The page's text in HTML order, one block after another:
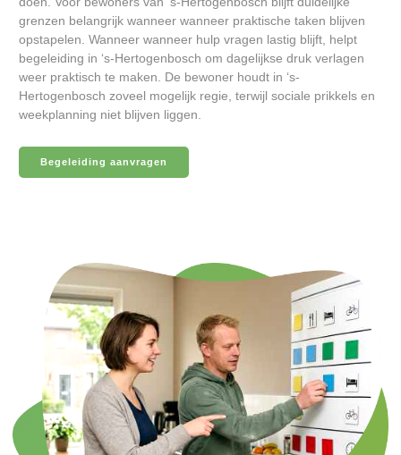
grenzen belangrijk wanneer wanneer praktische taken blijven
opstapelen. Wanneer wanneer hulp vragen lastig blijft, helpt
begeleiding in ‘s-Hertogenbosch om dagelijkse druk verlagen
weer praktisch te maken. De bewoner houdt in ‘s-
Hertogenbosch zoveel mogelijk regie, terwijl sociale prikkels en
weekplanning niet blijven liggen.
Begeleiding aanvragen